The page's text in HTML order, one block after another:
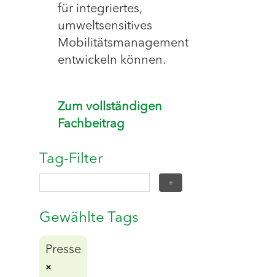
für integriertes,
umweltsensitives
Mobilitätsmanagement
entwickeln können.
Zum vollständigen
Fachbeitrag
Tag-Filter
Gewählte Tags
Presse